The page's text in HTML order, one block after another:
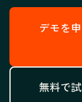
デモを
無料で